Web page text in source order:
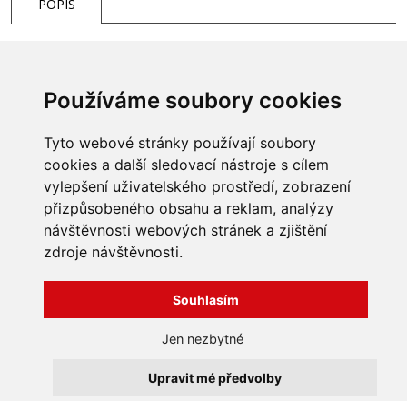
Používáme soubory cookies
Tyto webové stránky používají soubory
cookies a další sledovací nástroje s cílem
vylepšení uživatelského prostředí, zobrazení
přizpůsobeného obsahu a reklam, analýzy
návštěvnosti webových stránek a zjištění
zdroje návštěvnosti.
Souhlasím
Jen nezbytné
Upravit mé předvolby
POPIS
INFORMACE
Obchodní podmínky
Zpracování a ochrana
osobních údajů
O nás
Všechna práva vyhrazena